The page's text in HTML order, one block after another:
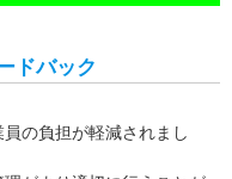
ドバック
の負担が軽減されまし